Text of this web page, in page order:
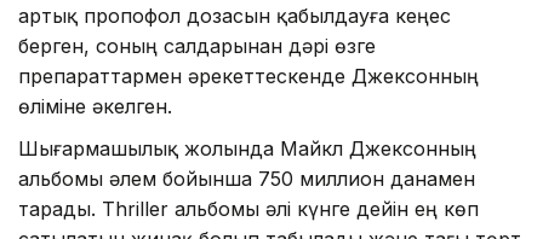
артық пропофол дозасын қабылдауға кеңес
берген, соның салдарынан дәрі өзге
препараттармен әрекеттескенде Джексонның
өліміне әкелген.
Шығармашылық жолында Майкл Джексонның
альбомы әлем бойынша 750 миллион данамен
тарады. Thriller альбомы әлі күнге дейін ең көп